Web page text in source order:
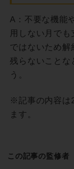
A：不要な機能
用しない月でも
ではないため
残らないことな
う。
※記事の内容は
ます。
この記事の監修者